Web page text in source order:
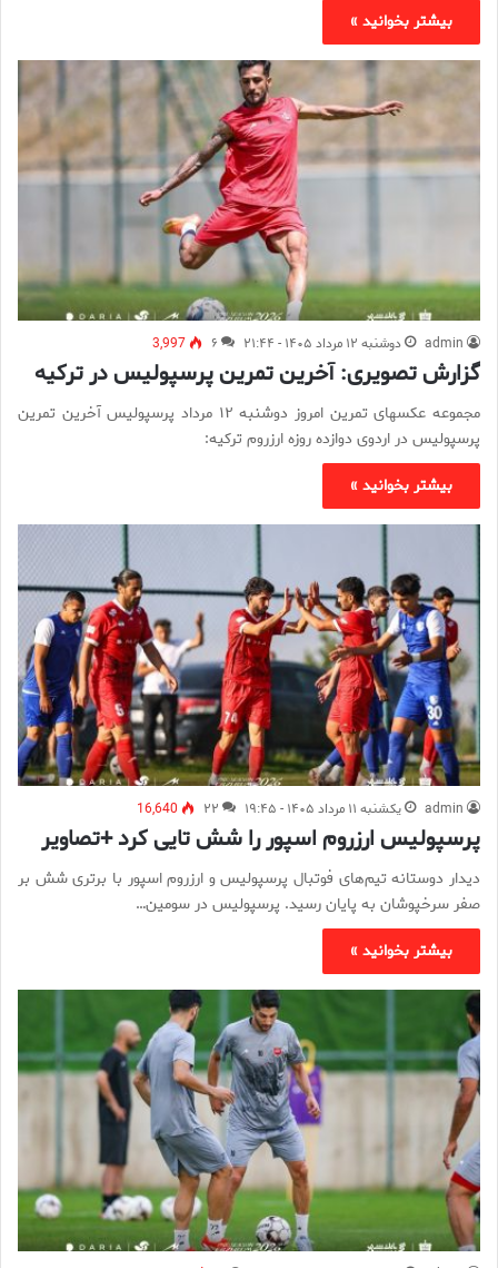
بیشتر بخوانید »
admin دوشنبه ۱۲ مرداد ۱۴۰۵ - ۲۱:۴۴ ۶ 3,997
گزارش تصویری: آخرین تمرین پرسپولیس در ترکیه
مجموعه عکسهای تمرین امروز دوشنبه ۱۲ مرداد پرسپولیس آخرین تمرین
پرسپولیس در اردوی دوازده روزه ارزروم ترکیه:
بیشتر بخوانید »
admin یکشنبه ۱۱ مرداد ۱۴۰۵ - ۱۹:۴۵ ۲۲ 16,640
پرسپولیس ارزروم اسپور را شش تایی کرد +تصاویر
دیدار دوستانه تیم‌های فوتبال پرسپولیس و ارزروم اسپور با برتری شش بر
صفر سرخپوشان به پایان رسید. پرسپولیس در سومین…
بیشتر بخوانید »